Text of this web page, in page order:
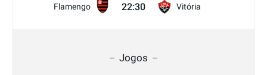
Flamengo 22:30 Vitória
Jogos